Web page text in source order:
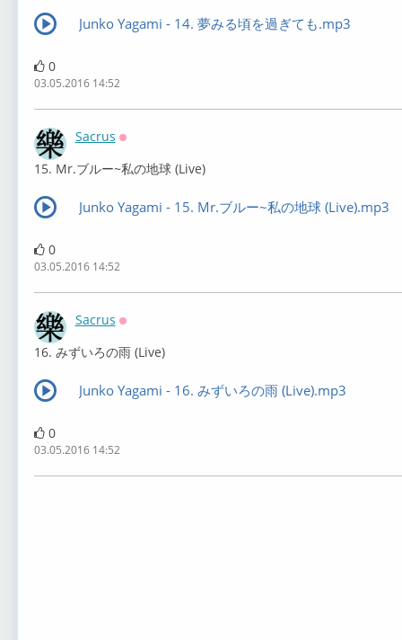
Junko Yagami - 14. 夢みる頃を過ぎても.mp3
0
03.05.2016 14:52
Sacrus
15. Mr.ブルー~私の地球 (Live)
Junko Yagami - 15. Mr.ブルー~私の地球 (Live).mp3
0
03.05.2016 14:52
Sacrus
16. みずいろの雨 (Live)
Junko Yagami - 16. みずいろの雨 (Live).mp3
0
03.05.2016 14:52